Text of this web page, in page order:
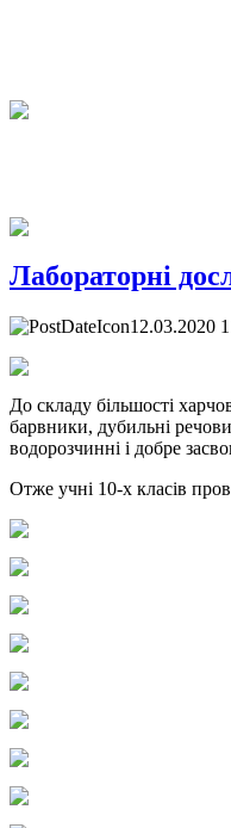
Лабораторні
12.03.2020
До складу більшості
барвники, дубильні
водорозчинні і добре
Отже учні 10-х класів